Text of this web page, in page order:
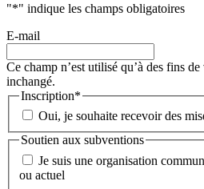
"*" indique les champs obligatoires
E-mail
Ce champ n’est utilisé qu’à des fins
inchangé.
Inscription*
Oui, je souhaite recevoir des
Soutien aux subventions
Je suis une organisation
ou actuel